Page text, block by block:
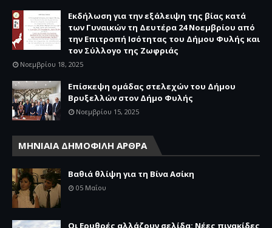
Εκδήλωση για την εξάλειψη της βίας κατά
των Γυναικών τη Δευτέρα 24 Νοεμβρίου από
την Επιτροπή Ισότητας του Δήμου Φυλής και
τον Σύλλογο της Ζωφριάς
Νοεμβρίου 18, 2025
Επίσκεψη ομάδας στελεχών του Δήμου
Βρυξελλών στον Δήμο Φυλής
Νοεμβρίου 15, 2025
ΜΗΝΙΑΙΑ ΔΗΜΟΦΙΛΗ ΑΡΘΡΑ
Βαθιά θλίψη για τη Βίνα Ασίκη
05 Μαΐου
Οι Ερυθρές αλλάζουν σελίδα: Νέες πινακίδες